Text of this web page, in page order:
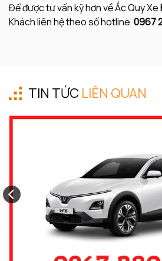
Để được tư vấn kỹ hơn về Ắc Quy Xe
Khách liên hệ theo số hotline 0967
TIN TỨC LIÊN QUAN